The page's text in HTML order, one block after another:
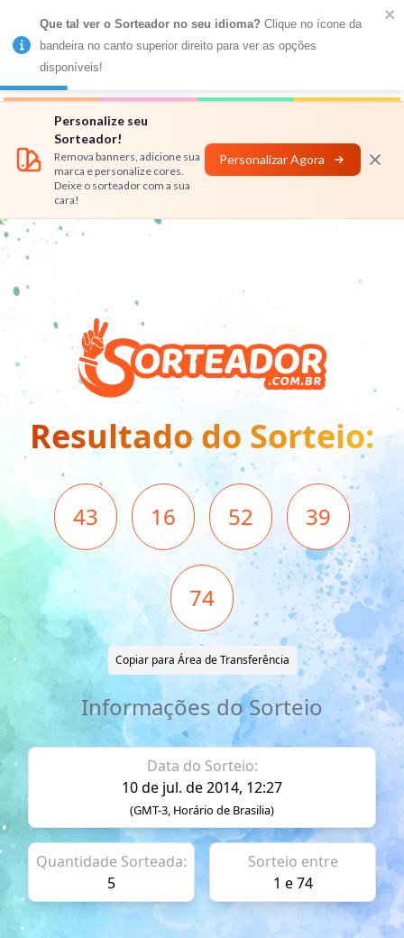
MENU
Números
Personalize seu
Sorteador!
Remova banners, adicione sua
marca e personalize cores.
Deixe o sorteador com a sua
cara!
Personalizar Agora
Resultado do Sorteio:
43 16 52 39
74
Copiar para Área de Transferência
Informações do Sorteio
Data do Sorteio:
10 de jul. de 2014, 12:27
(GMT-3, Horário de Brasilia)
Quantidade Sorteada:
5
Sorteio entre
1 e 74
Que tal ver o Sorteador no seu idioma? Clique no ícone da
bandeira no canto superior direito para ver as opções
disponíveis!